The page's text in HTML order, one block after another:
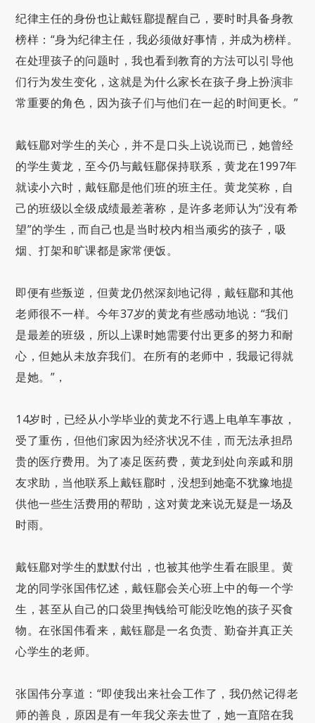
纪律主任的身份也让戴钰郿提醒自己，要时时具备身教
榜样：“身为纪律主任，我必须做好事情，并成为榜样。
在处理孩子的问题时，我也看到教育的方法可以引导他
们行为发生变化，这就是为什么家长在孩子身上扮演非
常重要的角色，因为孩子们与他们在一起的时间更长。”
戴钰郿对学生的关心，并不是口头上说说而已，她曾经
的学生黄龙，至今仍与戴钰郿保持联系，黄龙在1997年
就读小六时，戴钰郿是他们班的班主任。黄龙笑称，自
己的班级以全级成绩最差著称，是许多老师认为“没有希
望”的学生，而自己也是当时校内相当顽劣的孩子，吸
烟、打架和旷课都是家常便饭。
即便有些叛逆，但黄龙仍然深刻地记得，戴钰郿和其他
老师很不一样。今年37岁的黄龙有些感动地说：“我们
是最差的班级，所以上课时她需要付出更多的努力和耐
心，但她从未放弃我们。在所有的老师中，我最记得就
是她。”，
14岁时，已经从小学毕业的黄龙不行遇上电单车事故，
受了重伤，但他们家因为经济状况不佳，而无法承担昂
贵的医疗费用。为了凑足医药费，黄龙到处向亲戚和朋
友求助，当他联系上戴钰郿时，没想到她毫不犹豫地提
供他一些生活费用的帮助，这对黄龙来说无疑是一场及
时雨。
戴钰郿对学生的默默付出，也被其他学生看在眼里。黄
龙的同学张国伟忆述，戴钰郿会关心班上中的每一个学
生，甚至从自己的口袋里掏钱给可能没吃饱的孩子买食
物。在张国伟看来，戴钰郿是一名负责、勤奋并真正关
心学生的老师。
张国伟分享道：“即使我出来社会工作了，我仍然记得老
师的善良，原因是有一年我父亲去世了，她一直陪在我